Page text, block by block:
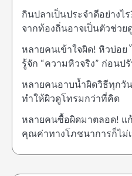
กินปลาเป็นประจำดีอย่างไ
จากท้องถิ่นอาจเป็นตัวช่ว
หลายคนเข้าใจผิด! หิวบ่อย
รู้จัก “ความหิวจริง” ก่อนป
หลายคนอาบน้ำผิดวิธีทุกวั
ทำให้ผิวดูโทรมกว่าที่คิด
หลายคนซื้อผิดมาตลอด! แ
คุณค่าทางโภชนาการก็ไม่